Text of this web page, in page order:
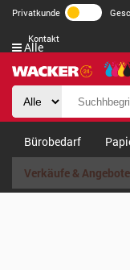
Privatkunde
Kontakt
Alle
Bürobedarf
Verkäufe & Angebote